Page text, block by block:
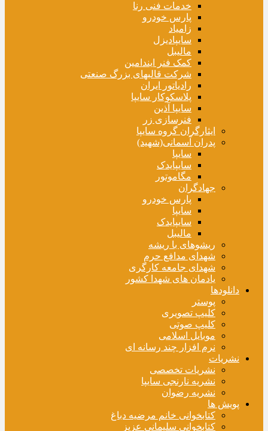
خدمات فنی رنا
پارس خودرو
زامیاد
سایپادیزل
مالیبل
کمک فنر ایندامین
شرکت قالبهای بزرگ صنعتی
رادیاتور ایران
پلاسکوکار سایپا
سایپا آذین
فنرسازی زر
ایثارگران گروه سایپا
پدران آسمانی(شهید)
سایپا
سایپایدک
مگاموتور
جهادگران
پارس خودرو
سایپا
سایپایدک
مالیبل
ریشوهای با ریشه
شهدای مدافع حرم
شهدای جامعه کارگری
یادمان های شهدا کشور
دانلودها
پوستر
کلیپ تصویری
کلیپ صوتی
موبایل اسلامی
نرم افزار چند رسانه ای
نشریات
نشریات تخصصی
نشریه نارنجی سایپا
نشریه رضوان
پویش ها
کتابخوانی خانم مرضیه دباغ
کتابخوانی سلیمانی عزیز